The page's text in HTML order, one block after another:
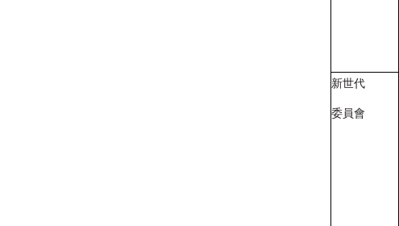
新世代
委員會